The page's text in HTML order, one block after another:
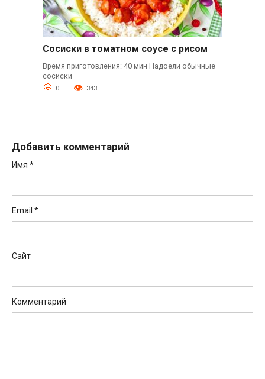
Сосиски в томатном соусе с рисом
Время приготовления: 40 мин Надоели обычные
сосиски
0 343
Добавить комментарий
Имя *
Email *
Сайт
Комментарий